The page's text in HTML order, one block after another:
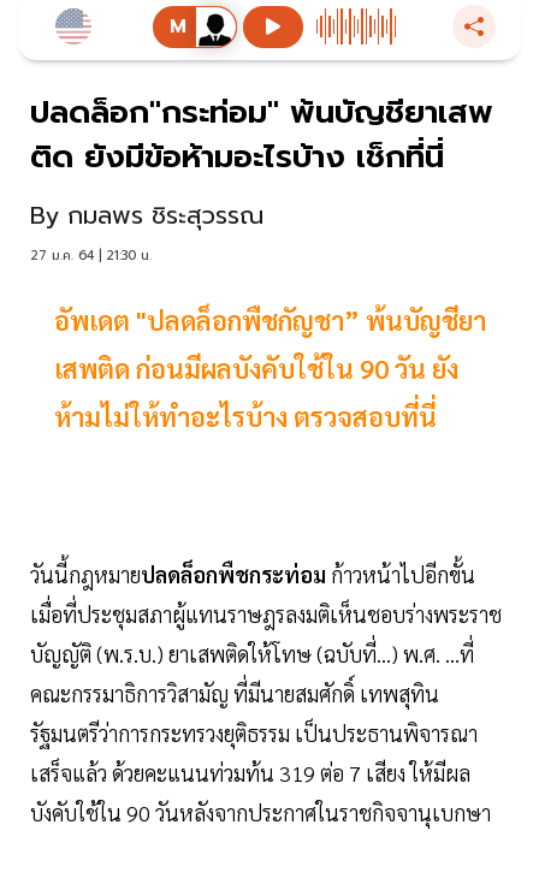
ปลดล็อก"กระท่อม" พ้นบัญชียาเสพ
ติด ยังมีข้อห้ามอะไรบ้าง เช็กที่นี่
By กมลพร ชิระสุวรรณ
27 ม.ค. 64 | 21:30 น.
อัพเดต "ปลดล็อกพืชกัญชา” พ้นบัญชียา
เสพติด ก่อนมีผลบังคับใช้ใน 90 วัน ยัง
ห้ามไม่ให้ทำอะไรบ้าง ตรวจสอบที่นี่
วันนี้กฎหมายปลดล็อกพืชกระท่อม ก้าวหน้าไปอีกขั้น
เมื่อที่ประชุมสภาผู้แทนราษฎรลงมติเห็นชอบร่างพระราช
บัญญัติ (พ.ร.บ.) ยาเสพติดให้โทษ (ฉบับที่...) พ.ศ. ...ที่
คณะกรรมาธิการวิสามัญ ที่มีนายสมศักดิ์ เทพสุทิน
รัฐมนตรีว่าการกระทรวงยุติธรรม เป็นประธานพิจารณา
เสร็จแล้ว ด้วยคะแนนท่วมท้น 319 ต่อ 7 เสียง ให้มีผล
บังคับใช้ใน 90 วันหลังจากประกาศในราชกิจจานุเบกษา